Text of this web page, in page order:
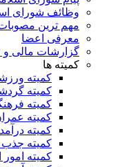
وظائف شورای
مهم ترین
معرفی اعضا
گزارشات مالی و
کمیته ها
کمیته
کمیته
کمیته
کمیته
کمیته درآمد
کمیته جذب
کمیته